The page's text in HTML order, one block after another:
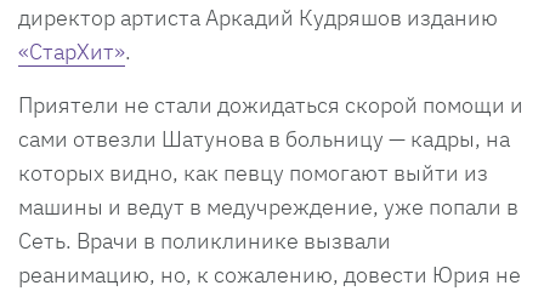
директор артиста Аркадий Кудряшов изданию
«СтарХит».
Приятели не стали дожидаться скорой помощи и
сами отвезли Шатунова в больницу — кадры, на
которых видно, как певцу помогают выйти из
машины и ведут в медучреждение, уже попали в
Сеть. Врачи в поликлинике вызвали
реанимацию, но, к сожалению, довести Юрия не